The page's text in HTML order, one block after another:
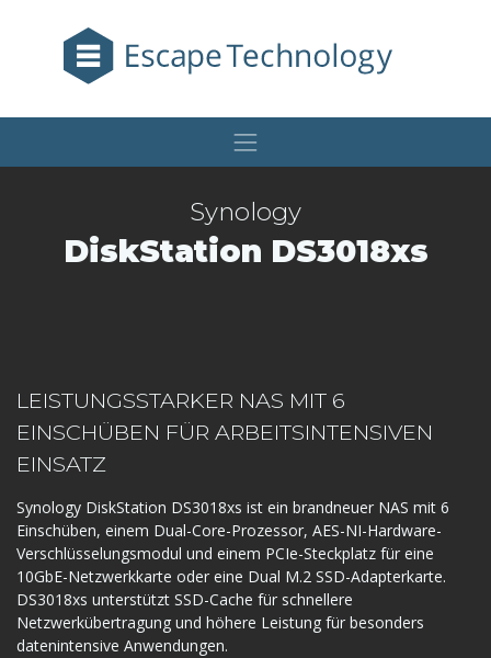
Synology
DiskStation DS3018xs
LEISTUNGSSTARKER NAS MIT 6
EINSCHÜBEN FÜR ARBEITSINTENSIVEN
EINSATZ
Synology DiskStation DS3018xs ist ein brandneuer NAS mit 6
Einschüben, einem Dual-Core-Prozessor, AES-NI-Hardware-
Verschlüsselungsmodul und einem PCIe-Steckplatz für eine
10GbE-Netzwerkkarte oder eine Dual M.2 SSD-Adapterkarte.
DS3018xs unterstützt SSD-Cache für schnellere
Netzwerkübertragung und höhere Leistung für besonders
datenintensive Anwendungen.